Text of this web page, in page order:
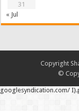
31
« Jul
Copyright
©
googlesyndication.com/